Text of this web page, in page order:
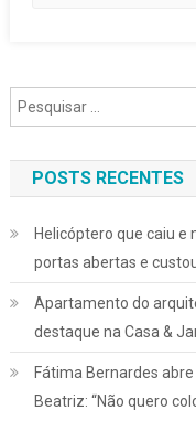
Final
De
POSTS RECENTES
Helicóptero que caiu
portas abertas e
Apartamento do
destaque na Casa &
Fátima Bernardes
Beatriz: “Não quero